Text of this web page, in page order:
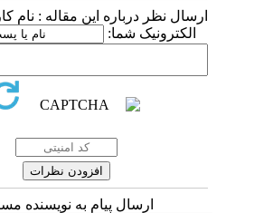
ارسال نظر درباره این مقاله : نام
الکترونیک شما:
ارسال پیام به نویسنده